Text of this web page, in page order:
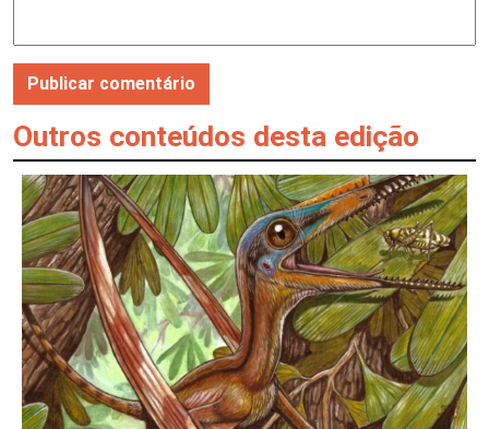
Outros conteúdos desta edição